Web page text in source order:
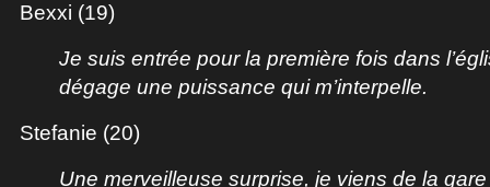
Bexxi (19)
Je suis entrée pour la première fois dans
dégage une puissance qui m’interpelle.
Stefanie (20)
Une merveilleuse surprise, je viens de la